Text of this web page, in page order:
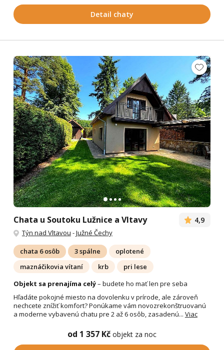
Detail chaty
Chata u Soutoku Lužnice a Vltavy 4,9
Týn nad Vltavou -Južné Čechy
chata 6 osôb 3 spálne
oplotené
maznáčikovia vítaní
krb
pri lese
Objekt sa prenajíma celý– budete ho mať len pre seba
Hľadáte pokojné miesto na dovolenku v prírode, ale zároveň
nechcete znížiť komfort? Ponúkame vám novozrekonštruovanú
a moderne vybavenú chatu pre 2 až 6 osôb, zasadenú... Viac
od 1 357 Kč objekt za noc